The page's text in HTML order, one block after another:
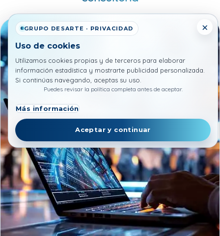
×
GRUPO DESARTE · PRIVACIDAD
Uso de cookies
Utilizamos cookies propias y de terceros para elaborar
información estadística y mostrarte publicidad personalizada.
Si continúas navegando, aceptas su uso.
Puedes revisar la política completa antes de aceptar.
Más información
Aceptar y continuar